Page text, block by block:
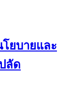
ยบายและ
ลัด